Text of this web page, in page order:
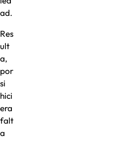
ad.
Res
ult
a,
por
si
hici
era
falt
a